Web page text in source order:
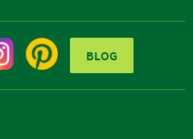
BLOG